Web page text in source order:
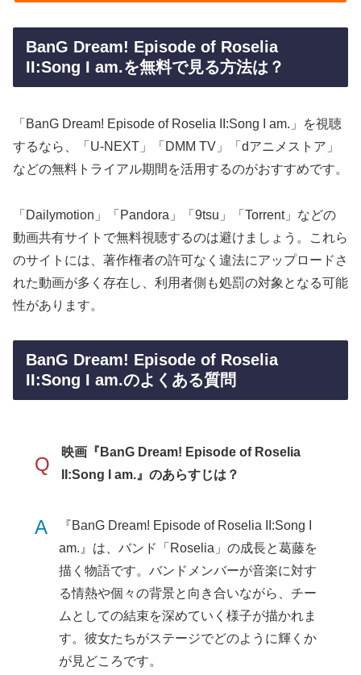
BanG Dream! Episode of Roselia
II:Song I am.を無料で見る方法は？
「BanG Dream! Episode of Roselia II:Song I am.」を視聴
するなら、「U-NEXT」「DMM TV」「dアニメストア」
などの無料トライアル期間を活用するのがおすすめです。
「Dailymotion」「Pandora」「9tsu」「Torrent」などの
動画共有サイトで無料視聴するのは避けましょう。これら
のサイトには、著作権者の許可なく違法にアップロードさ
れた動画が多く存在し、利用者側も処罰の対象となる可能
性があります。
BanG Dream! Episode of Roselia
II:Song I am.のよくある質問
Q
映画『BanG Dream! Episode of Roselia
II:Song I am.』のあらすじは？
A
『BanG Dream! Episode of Roselia II:Song I
am.』は、バンド「Roselia」の成長と葛藤を
描く物語です。バンドメンバーが音楽に対す
る情熱や個々の背景と向き合いながら、チー
ムとしての結束を深めていく様子が描かれま
す。彼女たちがステージでどのように輝くか
が見どころです。